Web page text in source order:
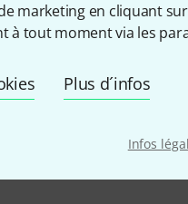
marketing en cliquant
tout moment via les
Plus d´infos
Infos
immédiatement
T-Shirt Scratchmaster